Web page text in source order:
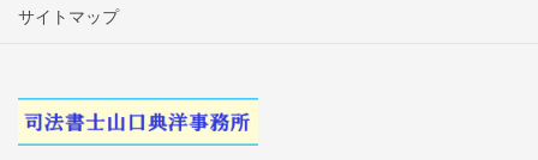
サイトマップ